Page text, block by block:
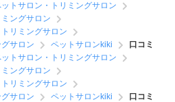
トサロン・トリミングサロン
ングサロン
リミングサロン
サロン
ペットサロンkiki
口コミ
トサロン・トリミングサロン
ングサロン
リミングサロン
サロン
ペットサロンkiki 口コミ